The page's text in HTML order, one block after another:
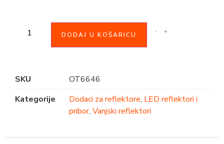
- +
DODAJ U KOŠARICU
SKU
OT6646
Kategorije
Dodaci za reflektore, LED reflektori i
pribor, Vanjski reflektori